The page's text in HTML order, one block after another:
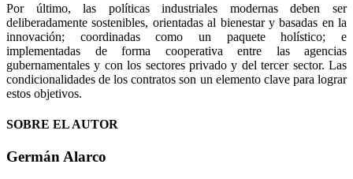
Por último, las políticas industriales modernas deben ser
deliberadamente sostenibles, orientadas al bienestar y basadas en la
innovación; coordinadas como un paquete holístico; e
implementadas de forma cooperativa entre las agencias
gubernamentales y con los sectores privado y del tercer sector. Las
condicionalidades de los contratos son un elemento clave para lograr
estos objetivos.
SOBRE EL AUTOR
Germán Alarco